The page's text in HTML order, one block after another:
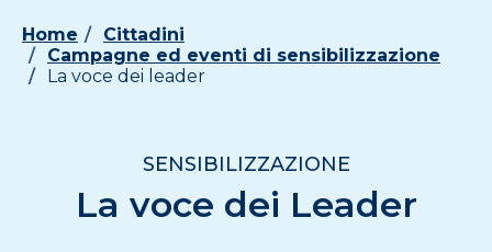
Home
Cittadini
Campagne ed eventi di sensibilizzazione
La voce dei leader
SENSIBILIZZAZIONE
La voce dei Leader